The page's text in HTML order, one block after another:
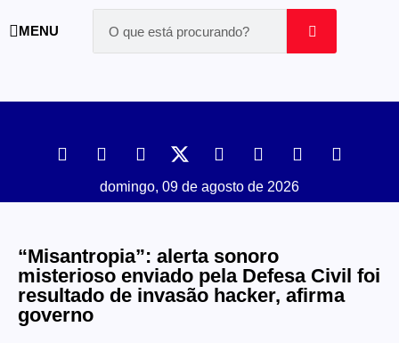
MENU
domingo, 09 de agosto de 2026
“Misantropia”: alerta sonoro
misterioso enviado pela Defesa Civil foi
resultado de invasão hacker, afirma
governo